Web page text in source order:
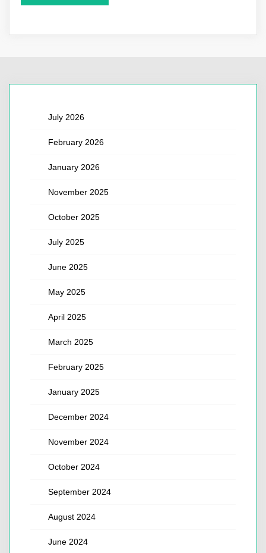
July 2026
February 2026
January 2026
November 2025
October 2025
July 2025
June 2025
May 2025
April 2025
March 2025
February 2025
January 2025
December 2024
November 2024
October 2024
September 2024
August 2024
June 2024